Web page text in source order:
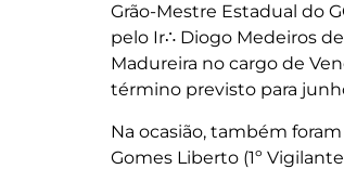
Grão-Mestre Estadual do
pelo Ir∴ Diogo Medeiros
Madureira no cargo de
término previsto para
Na ocasião, também
Gomes Liberto (1º